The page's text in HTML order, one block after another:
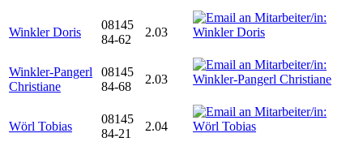
Winkler Doris
08145
84-62
2.03
Winkler-Pangerl
Christiane
08145
84-68
2.03
Wörl Tobias
08145
84-21
2.04